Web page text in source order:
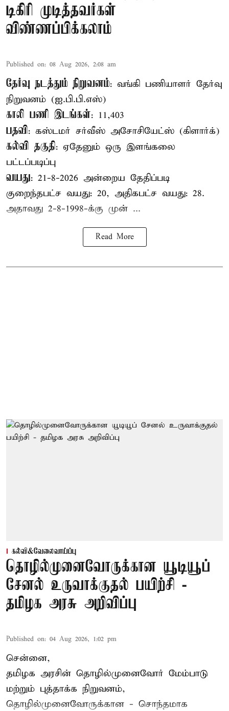
டிகிரி முடித்தவர்கள்
விண்ணப்பிக்கலாம்
Published on: 08 Aug 2026, 2:08 am
தேர்வு நடத்தும் நிறுவனம்: வங்கி பணியாளர் தேர்வு
நிறுவனம் (ஐ.பி.பி.எஸ்)
காலி பணி இடங்கள்: 11,403
பதவி: கஸ்டமர் சர்வீஸ் அசோசியேட்ஸ் (கிளார்க்)
கல்வி தகுதி: ஏதேனும் ஒரு இளங்கலை
பட்டப்படிப்பு
வயது: 21-8-2026 அன்றைய தேதிப்படி
குறைந்தபட்ச வயது: 20, அதிகபட்ச வயது: 28.
அதாவது 2-8-1998-க்கு முன் ...
Read More
கல்வி&வேலைவாய்ப்பு
தொழில்முனைவோருக்கான யூடியூப்
சேனல் உருவாக்குதல் பயிற்சி -
தமிழக அரசு அறிவிப்பு
Published on: 04 Aug 2026, 1:02 pm
சென்னை,
தமிழக அரசின் தொழில்முனைவோர் மேம்பாடு
மற்றும் புத்தாக்க நிறுவனம்,
தொழில்முனைவோருக்கான - சொந்தமாக